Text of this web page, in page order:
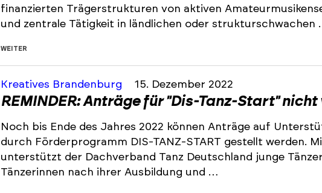
finanzierten Trägerstrukturen von aktiven
und zentrale Tätigkeit in ländlichen oder strukturschwachen
WEITER
Kreatives Brandenburg 15. Dezember 2022
REMINDER: Anträge für "Dis-Tanz-Start"
Noch bis Ende des Jahres 2022 können Anträge auf
durch Förderprogramm DIS-TANZ-START gestellt werden.
unterstützt der Dachverband Tanz Deutschland junge
Tänzerinnen nach ihrer Ausbildung und …